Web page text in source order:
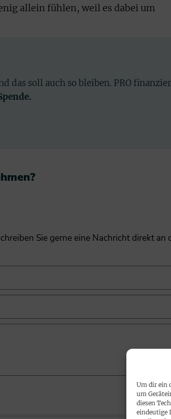
Um dir ein
um
diesen
eindeutige
allein fühlen, weil es dabei um
das soll auch so bleiben. PRO
Sie gerne eine Nachricht direkt an